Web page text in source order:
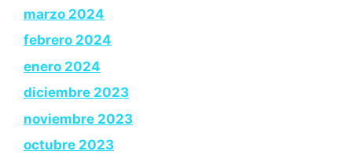
marzo 2024
febrero 2024
enero 2024
diciembre 2023
noviembre 2023
octubre 2023